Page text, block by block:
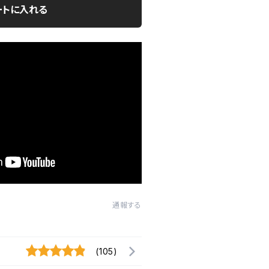
に入れる
通報する
(105)